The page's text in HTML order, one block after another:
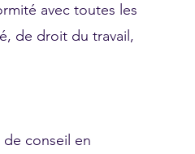
avec toutes les
de droit du travail,
de conseil en